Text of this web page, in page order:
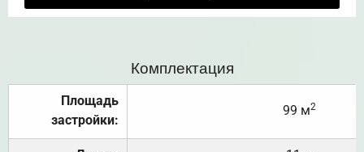
Комплектация
Площадь
застройки:
99 м2